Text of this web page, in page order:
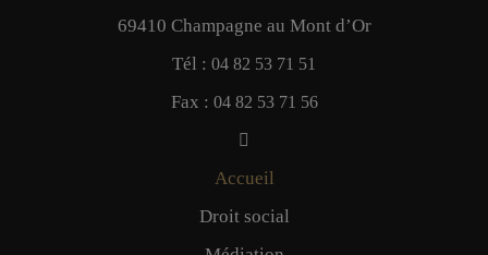
69410 Champagne au Mont d’Or
Tél : 04 82 53 71 51
Fax : 04 82 53 71 56
Accueil
Droit social